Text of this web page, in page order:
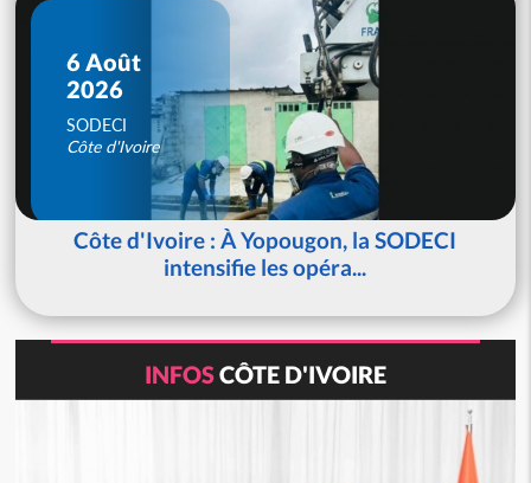
6 Août
2026
SODECI
Côte d'Ivoire
Côte d'Ivoire : À Yopougon, la SODECI
intensifie les opéra...
INFOSCÔTE D'IVOIRE